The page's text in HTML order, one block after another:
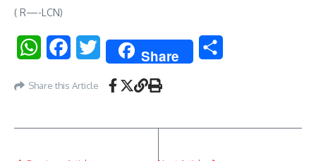
( R—-LCN)
WhatsAppFacebookTwitter Share
Share this Article